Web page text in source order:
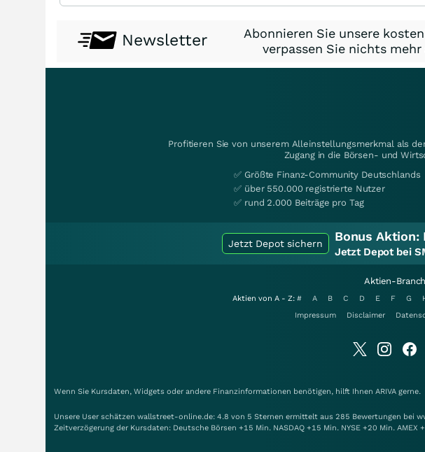
Newsletter
Abonnieren Sie unsere
verpassen Sie nichts
Profitieren Sie von unserem Alleinstellungsmerkmal als
Zugang in die Börsen- und
✅ Größte Finanz-Community Deutschlands
✅ über 550.000 registrierte Nutzer
✅ rund 2.000 Beiträge pro Tag
Jetzt Depot sichern Bonus Aktion:
Jetzt Depot bei
Aktien-
Aktien von A - Z: # A B C D E F G
Impressum
Disclaimer
Wenn Sie Kursdaten, Widgets oder andere Finanzinformationen benötigen, hilft Ihnen ARIVA gerne.
Unsere User schätzen wallstreet-online.de: 4.8 von 5 Sternen ermittelt aus 285 Bewertungen bei
Zeitverzögerung der Kursdaten: Deutsche Börsen +15 Min. NASDAQ +15 Min. NYSE +20 Min.